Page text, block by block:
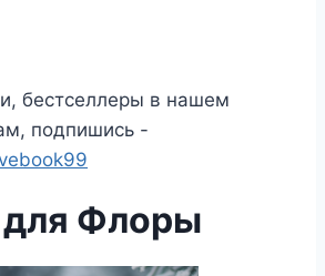
бестселлеры в нашем
подпишись -
Флоры